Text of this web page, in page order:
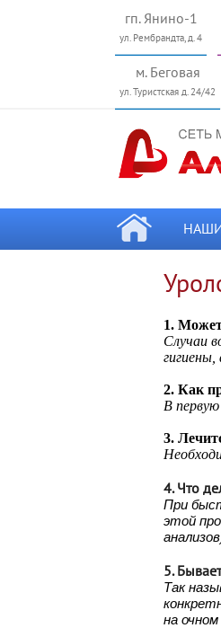
гп. Янино-1
ул. Рембрандта, д. 4
м. Беговая
ул. Туристcкая д. 24/42
1.
Случаи
2. Как
В первую
3. Л
4. Что
При
этой
5.
Так
на